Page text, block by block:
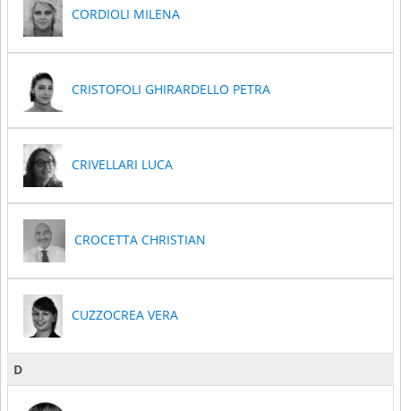
CORDIOLI MILENA
CRISTOFOLI GHIRARDELLO PETRA
CRIVELLARI LUCA
CROCETTA CHRISTIAN
CUZZOCREA VERA
D